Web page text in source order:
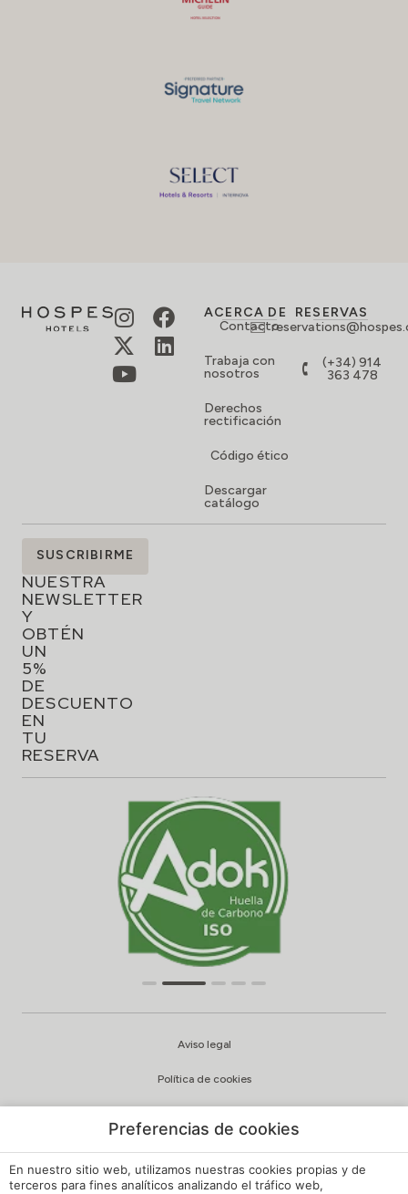
ACERCA DE
Contacto
Trabaja con
nosotros
Derechos
rectificación
Código ético
Descargar
catálogo
RESERVAS
(+34) 914
363 478
SUSCRÍBETE
NUESTRA
NEWSLETTER
Y
OBTÉN
UN
5%
DE
DESCUENTO
EN
TU
RESERVA
SUSCRIBIRME
Aviso legal
Política de cookies
Política de Calidad y Medioambiente
Preferencias de cookies
En nuestro sitio web, utilizamos nuestras cookies propias y de
terceros para fines analíticos analizando el tráfico web,